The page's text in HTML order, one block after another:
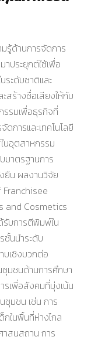
รู้ด้านการจัดการ
าประยุกต์ใช้เพื่อ
ระดับชาติและ
สร้างชื่อเสียงให้กับ
รรมเพื่อธุรกิจที่
การและเทคโนโลยี
นอุตสาหกรรม
มาตรฐานการ
ยืน ผลงานวิจัย
and Cosmetics
บการตีพิมพ์ใน
ชั้นนำระดับ
บเชิงบวกต่อ
ชุมชนด้านการศึกษา
รเพื่อสังคมที่มุ่งเน้น
มชน เช่น การ
กในพื้นที่ห่างไกล
สนสถาน การ